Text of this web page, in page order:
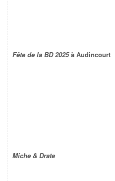
Fête de la BD 2025à Audincourt
Miche & Drate